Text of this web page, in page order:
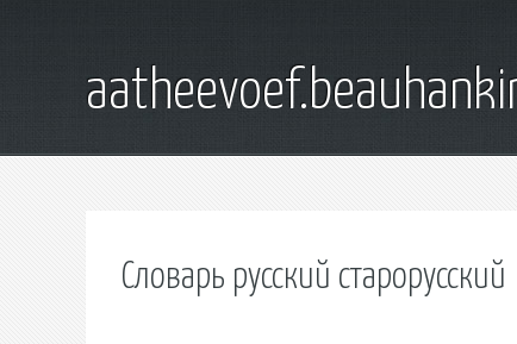
Словарь русский старорусский